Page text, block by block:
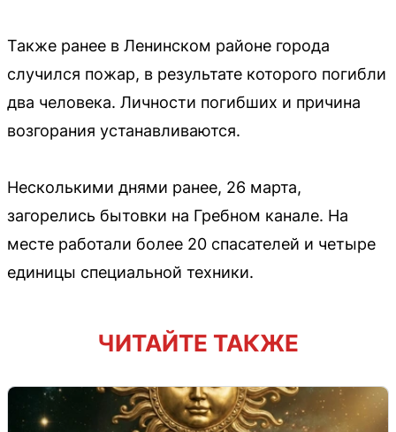
Также ранее в Ленинском районе города
случился пожар, в результате которого погибли
два человека. Личности погибших и причина
возгорания устанавливаются.
Несколькими днями ранее, 26 марта,
загорелись бытовки на Гребном канале. На
месте работали более 20 спасателей и четыре
единицы специальной техники.
ЧИТАЙТЕ ТАКЖЕ